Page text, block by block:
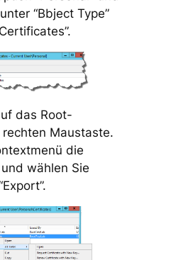
“Bbject Type”
das Root-
Maustaste.
die
und wählen Sie